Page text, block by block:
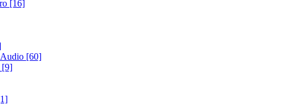
[16]
[60]
[9]